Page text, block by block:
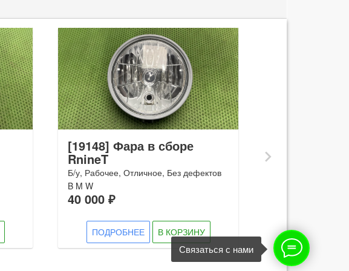
[19148] Фара в сборе
RnineT
Б/у, Рабочее, Отличное, Без дефектов
B M W
40 000 ₽
ПОДРОБНЕЕ В КОРЗИНУ
Связаться с нами